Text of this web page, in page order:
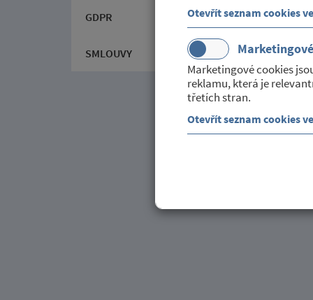
Otevřít seznam cookies
Marketingové
Marketingové cookies
reklamu, která je
třetích stran.
Otevřít seznam cookies
GDPR
SMLOUVY